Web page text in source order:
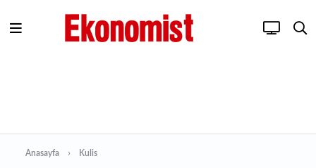
Anasayfa Kulis